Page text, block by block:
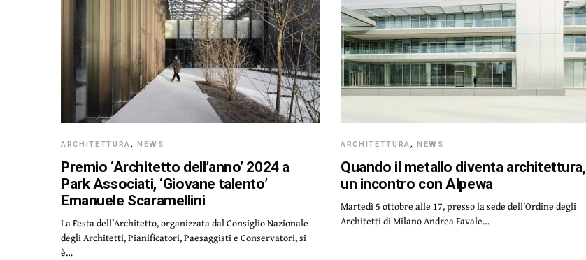
ARCHITETTURA,NEWS
Premio ‘Architetto dell’anno’ 2024 a
Park Associati, ‘Giovane talento’
Emanuele Scaramellini
La Festa dell’Architetto, organizzata dal Consiglio Nazionale
degli Architetti, Pianificatori, Paesaggisti e Conservatori, si
è…
ARCHITETTURA,NEWS
Quando il metallo diventa architettura,
un incontro con Alpewa
Martedì 5 ottobre alle 17, presso la sede dell’Ordine degli
Architetti di Milano Andrea Favale…